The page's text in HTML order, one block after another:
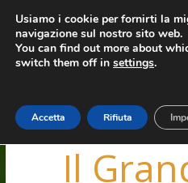
Salta
contenuto
martedì,
Ultimo:
Capodimonte,
Pizza a Corte
Menopausa, una
Il
Usiamo i cookie per fornirti la
navigazione sul nostro sito web.
You can find out more about
switch them off in settings.
Accetta Rifiuta